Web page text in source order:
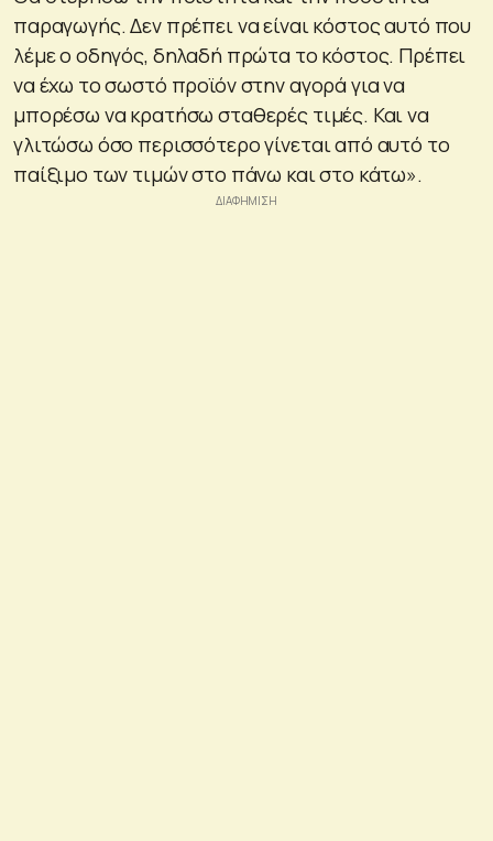
παραγωγής. Δεν πρέπει να είναι κόστος αυτό που
λέμε ο οδηγός, δηλαδή πρώτα το κόστος. Πρέπει
να έχω το σωστό προϊόν στην αγορά για να
μπορέσω να κρατήσω σταθερές τιμές. Και να
γλιτώσω όσο περισσότερο γίνεται από αυτό το
παίξιμο των τιμών στο πάνω και στο κάτω».